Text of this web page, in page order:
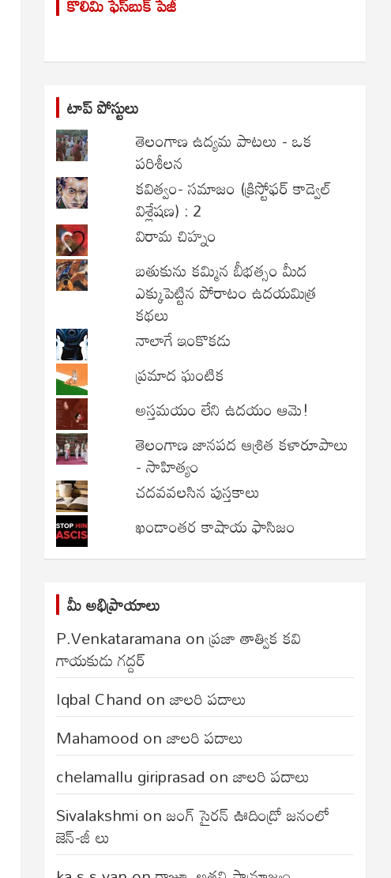
c
టాప్ పోస్టులు
తెలంగాణ ఉద్యమ పాటలు - ఒక
పరిశీలన
కవిత్వం- సమాజం (క్రిస్టోఫర్ కాడ్వెల్
విశ్లేషణ) : 2
విరామ చిహ్నం
బతుకును కమ్మిన బీభత్సం మీద
ఎక్కుపెట్టిన పోరాటం ఉదయమిత్ర
కథలు
నాలాగే ఇంకొకడు
ప్రమాద ఘంటిక
అస్తమయం లేని ఉదయం ఆమె!
తెలంగాణ జానపద ఆశ్రిత కళారూపాలు
- సాహిత్యం
చదవవలసిన పుస్తకాలు
ఖండాంతర కాషాయ ఫాసిజం
మీ అభిప్రాయాలు
P.Venkataramana onప్రజా తాత్విక కవి
గాయకుడు గద్దర్
Iqbal Chand onజాలరి పదాలు
Mahamood onజాలరి పదాలు
chelamallu giriprasad onజాలరి పదాలు
Sivalakshmi onజంగ్‌ సైరన్‌ ఊదిండ్రో జనంలో
జెన్-జీ లు